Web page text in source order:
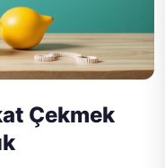
Çekmek